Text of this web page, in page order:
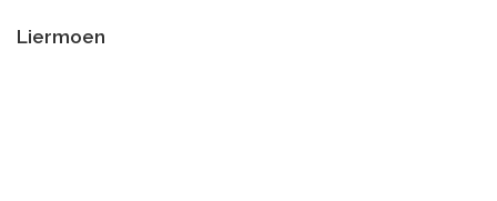
Liermoen